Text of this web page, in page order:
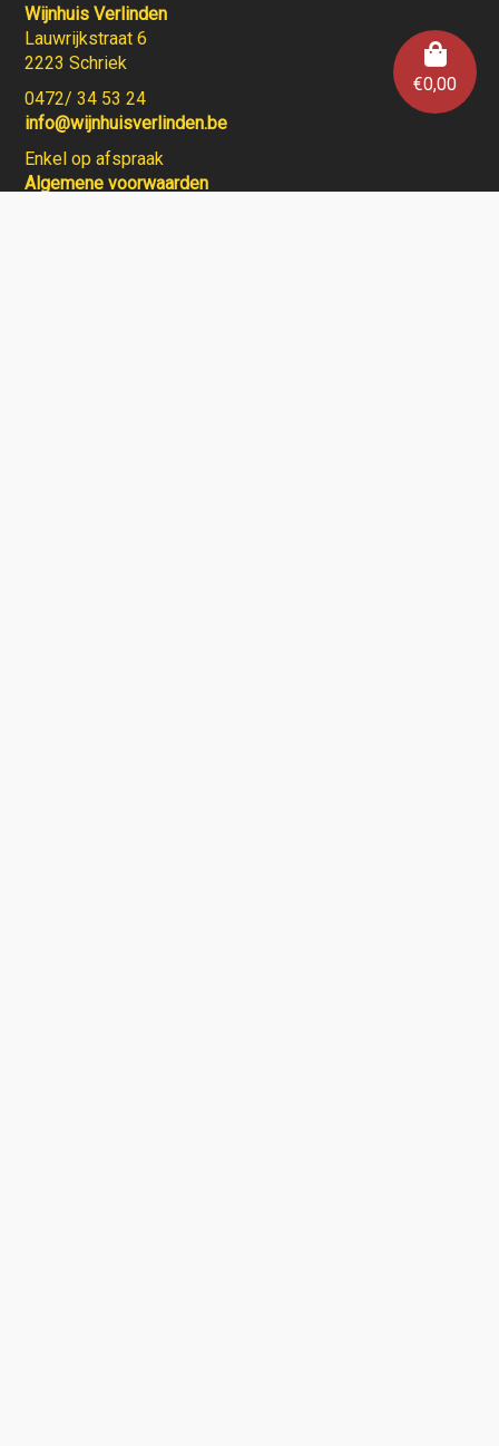
€0,00
Wijnhuis Verlinden
Lauwrijkstraat 6
2223 Schriek
0472/ 34 53 24
info@wijnhuisverlinden.be
Enkel op afspraak
Algemene voorwaarden